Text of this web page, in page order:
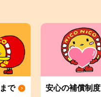
で 安心の補償制度